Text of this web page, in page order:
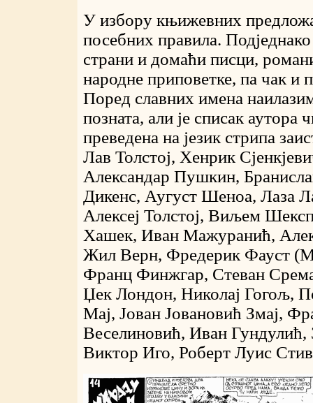
У избору књижевних
посебних правила.
страни и домаћи писци,
народне приповетке, па чак и
Поред славних имена
позната, али је списак аутора
преведена на језик стрипа
Лав Толстој, Хенрик
Александар Пушкин,
Дикенс, Аугуст Шеноа, Лаза
Алексеј Толстој, Виљем
Хашек, Иван Мажуранић,
Жил Верн, Фредерик Фауст
Франц Финжгар, Стеван
Џек Лондон, Николај Гогољ,
Мај, Јован Јовановић Змај,
Веселиновић, Иван Гундулић,
Виктор Иго, Роберт Луис